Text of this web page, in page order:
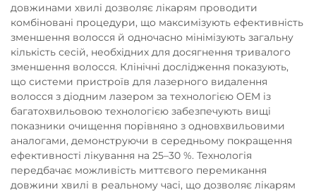
довжинами хвилі дозволяє лікарям проводити
комбіновані процедури, що максимізують ефективність
зменшення волосся й одночасно мінімізують загальну
кількість сесій, необхідних для досягнення тривалого
зменшення волосся. Клінічні дослідження показують,
що системи пристроїв для лазерного видалення
волосся з діодним лазером за технологією OEM із
багатохвильовою технологією забезпечують вищі
показники очищення порівняно з одновхвильовими
аналогами, демонструючи в середньому покращення
ефективності лікування на 25–30 %. Технологія
передбачає можливість миттєвого перемикання
довжини хвилі в реальному часі, що дозволяє лікарям